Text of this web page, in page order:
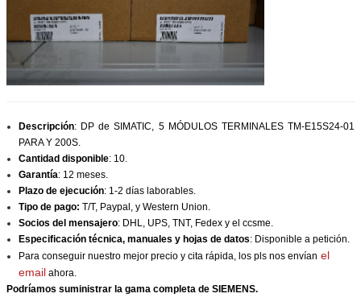
Descripción: DP de SIMATIC, 5 MÓDULOS TERMINALES TM-E15S24-01
PARA Y 200S.
Cantidad disponible: 10.
Garantía: 12 meses.
Plazo de ejecución: 1-2 días laborables.
Tipo de pago: T/T, Paypal, y Western Union.
Socios del mensajero: DHL, UPS, TNT, Fedex y el ccsme.
Especificación técnica, manuales y hojas de datos: Disponible a petición.
Para conseguir nuestro mejor precio y cita rápida, los pls nos envían el
email ahora.
Podríamos suministrar la gama completa de SIEMENS.